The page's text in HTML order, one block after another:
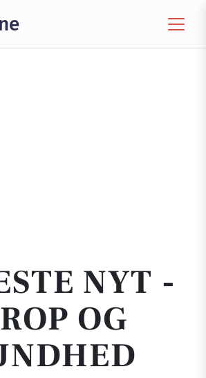
NYT -
OG